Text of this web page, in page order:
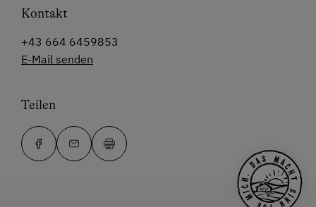
Kontakt
+43 664 6459853
E-Mail senden
Teilen